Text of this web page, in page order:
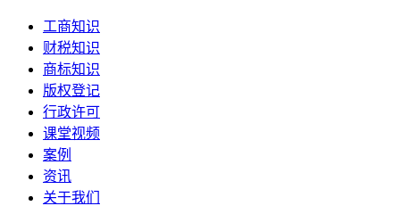
工商知识
财税知识
商标知识
版权登记
行政许可
课堂视频
案例
资讯
关于我们